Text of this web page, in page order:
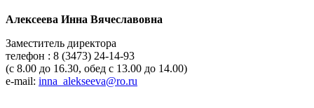
Алексеева Инна Вячеславовна
Заместитель директора
телефон : 8 (3473) 24-14-93
(с 8.00 до 16.30, обед с 13.00 до 14.00)
e-mail: inna_alekseeva@ro.ru